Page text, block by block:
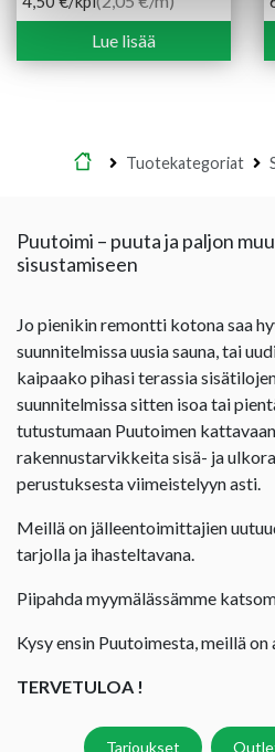
Lue lisää
Etusivu
Tuotekategoriat
Puutoimi – puuta ja paljon
sisustamiseen
Jo pienikin remontti kotona saa
suunnitelmissa uusia sauna, tai
kaipaako pihasi terassia
suunnitelmissa sitten isoa tai
tutustumaan Puutoimen
rakennustarvikkeita sisä- ja
perustuksesta viimeistelyyn asti.
Meillä on jälleentoimittajien
tarjolla ja ihasteltavana.
Piipahda myymälässämme
Kysy ensin Puutoimesta, meillä on
TERVETULOA !
Tarjoukset